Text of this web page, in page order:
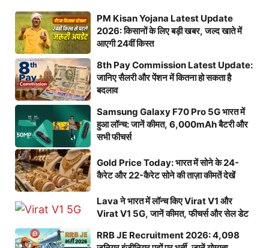
PM Kisan Yojana Latest Update
2026: किसानों के लिए बड़ी खबर, जल्द खाते में
आएगी 24वीं किस्त
8th Pay Commission Latest Update:
जानिए सैलरी और पेंशन में कितना हो सकता है
बदलाव
Samsung Galaxy F70 Pro 5G भारत में
हुआ लॉन्च: जानें कीमत, 6,000mAh बैटरी और
सभी फीचर्स
Gold Price Today: भारत में सोने के 24-
कैरेट और 22-कैरेट सोने की ताज़ा कीमतें देखें
Lava ने भारत में लॉन्च किए Virat V1 और
Virat V1 5G, जानें कीमत, फीचर्स और सेल डेट
RRB JE Recruitment 2026: 4,098